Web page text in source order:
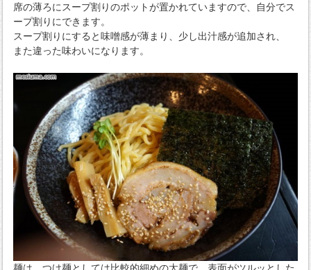
席の薄ろにスープ割りのポットが置かれていますので、自分でス
ープ割りにできます。
スープ割りにすると味噌感が薄まり、少し出汁感が追加され、
また違った味わいになります。